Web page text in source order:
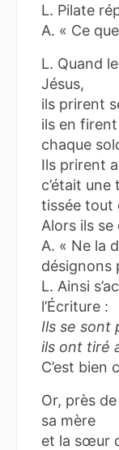
L. Pilate
A. « Ce
L. Quand
Jésus,
ils prirent
ils en
chaque
Ils prirent
c’était
tissée tout
Alors ils
A. « Ne la
désignons
L. Ainsi
l’Écriture :
Ils se sont
ils ont tiré
C’est bien
Or, près
sa mère
et la sœur